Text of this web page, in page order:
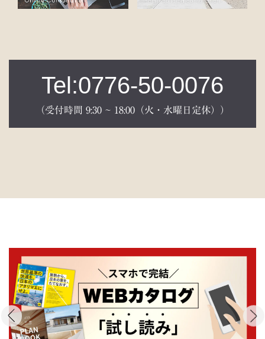
Tel:0776-50-0076
（受付時間 9:30 ~ 18:00（火・水曜日定休））